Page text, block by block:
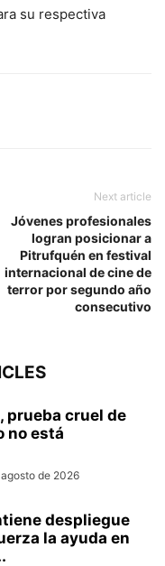
su respectiva
Next article
Jóvenes profesionales
logran posicionar a
Pitrufquén en festival
internacional de cine de
terror por segundo año
consecutivo
prueba cruel de
no está
de 2026
despliegue
la ayuda en